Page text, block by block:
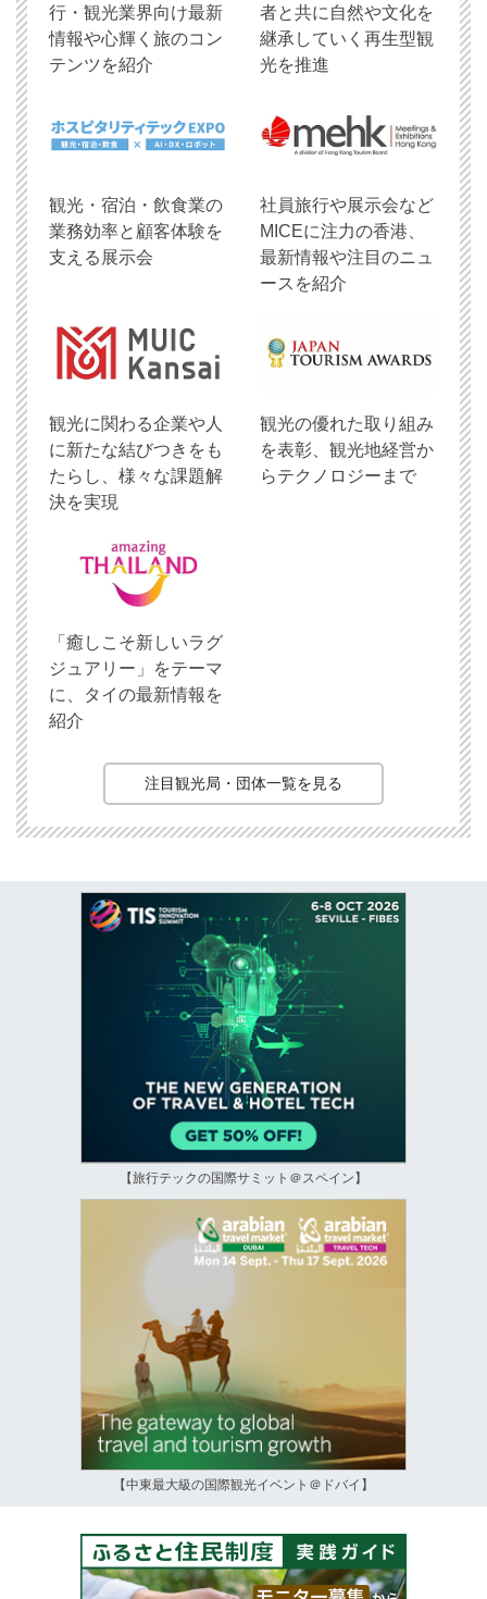
行・観光業界向け最新
情報や心輝く旅のコン
テンツを紹介
者と共に自然や文化を
継承していく再生型観
光を推進
観光・宿泊・飲食業の
業務効率と顧客体験を
支える展示会
社員旅行や展示会など
MICEに注力の香港、
最新情報や注目のニュ
ースを紹介
観光に関わる企業や人
に新たな結びつきをも
たらし、様々な課題解
決を実現
観光の優れた取り組み
を表彰、観光地経営か
らテクノロジーまで
「癒しこそ新しいラグ
ジュアリー」をテーマ
に、タイの最新情報を
紹介
注目観光局・団体一覧を見る
【旅行テックの国際サミット＠スペイン】
【中東最大級の国際観光イベント＠ドバイ】